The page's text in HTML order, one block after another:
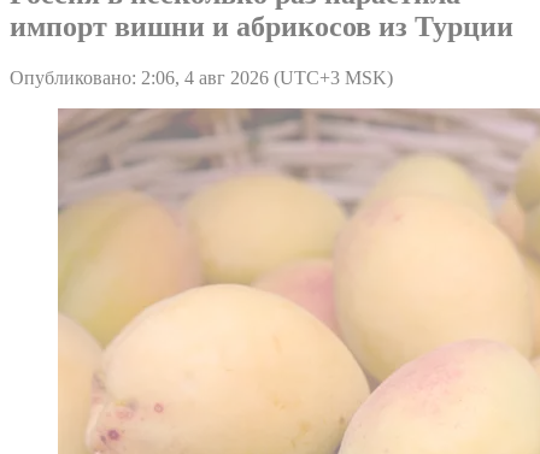
импорт вишни и абрикосов из Турции
Опубликовано: 2:06, 4 авг 2026 (UTC+3 MSK)